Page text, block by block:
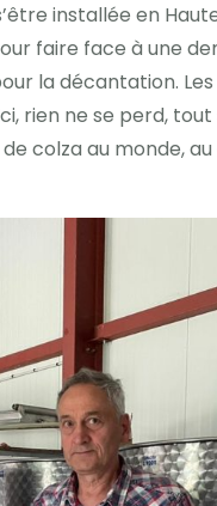
installée en
faire face à une
la décantation.
rien ne se perd,
colza au monde,